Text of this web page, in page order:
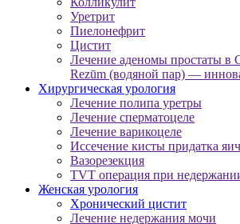
Уретрит
Пиелонефрит
Цистит
Лечение аденомы простаты в
Rezūm (водяной пар) —
Хирургическая урология
Лечение полипа уретры
Лечение сперматоцеле
Лечение варикоцеле
Иссечение кисты придатка
Вазорезекция
TVT операция при
Женская урология
Хронический цистит
Лечение недержания мочи